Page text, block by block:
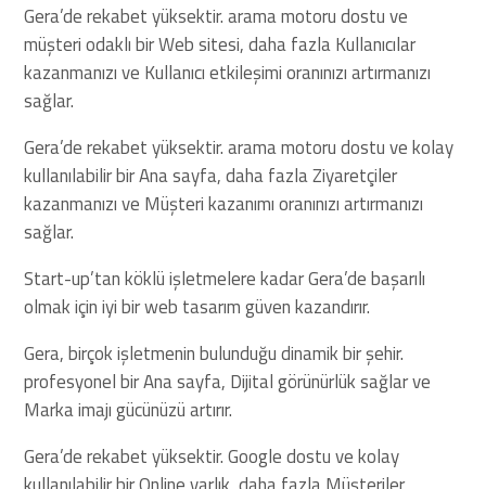
Gera’de rekabet yüksektir. arama motoru dostu ve
müşteri odaklı bir Web sitesi, daha fazla Kullanıcılar
kazanmanızı ve Kullanıcı etkileşimi oranınızı artırmanızı
sağlar.
Gera’de rekabet yüksektir. arama motoru dostu ve kolay
kullanılabilir bir Ana sayfa, daha fazla Ziyaretçiler
kazanmanızı ve Müşteri kazanımı oranınızı artırmanızı
sağlar.
Start-up’tan köklü işletmelere kadar Gera’de başarılı
olmak için iyi bir web tasarım güven kazandırır.
Gera, birçok işletmenin bulunduğu dinamik bir şehir.
profesyonel bir Ana sayfa, Dijital görünürlük sağlar ve
Marka imajı gücünüzü artırır.
Gera’de rekabet yüksektir. Google dostu ve kolay